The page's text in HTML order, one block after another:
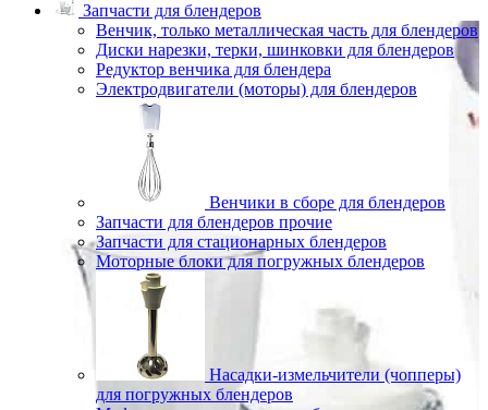
Запчасти для блендеров
Венчик, только металлическая часть для блендеров
Диски нарезки, терки, шинковки для блендеров
Редуктор венчика для блендера
Электродвигатели (моторы) для блендеров
Венчики в сборе для блендеров
Запчасти для блендеров прочие
Запчасти для стационарных блендеров
Моторные блоки для погружных блендеров
Насадки-измельчители (чопперы)
для погружных блендеров